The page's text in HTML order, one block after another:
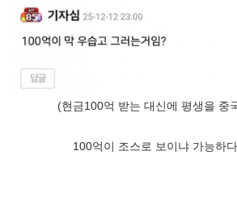
(현금100억 받는 대신에 평생을 중
100억이 조스로 보이냐 가능하